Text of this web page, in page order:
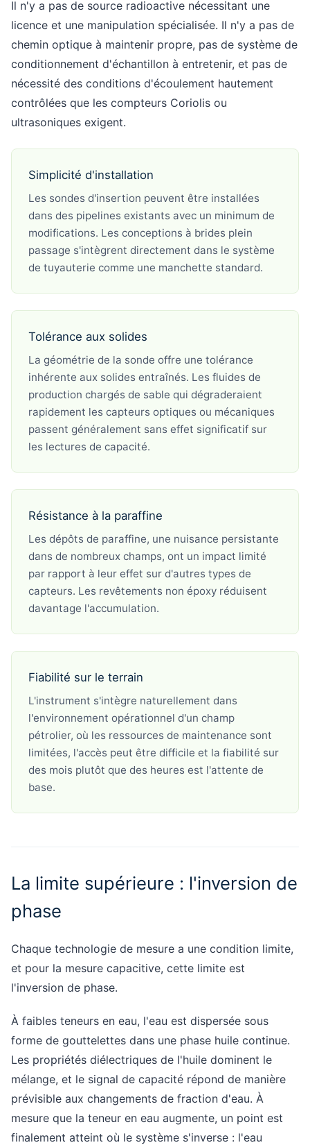
Il n'y a pas de source radioactive nécessitant une
licence et une manipulation spécialisée. Il n'y a pas de
chemin optique à maintenir propre, pas de système de
conditionnement d'échantillon à entretenir, et pas de
nécessité des conditions d'écoulement hautement
contrôlées que les compteurs Coriolis ou
ultrasoniques exigent.
Simplicité d'installation
Les sondes d'insertion peuvent être installées
dans des pipelines existants avec un minimum de
modifications. Les conceptions à brides plein
passage s'intègrent directement dans le système
de tuyauterie comme une manchette standard.
Tolérance aux solides
La géométrie de la sonde offre une tolérance
inhérente aux solides entraînés. Les fluides de
production chargés de sable qui dégraderaient
rapidement les capteurs optiques ou mécaniques
passent généralement sans effet significatif sur
les lectures de capacité.
Résistance à la paraffine
Les dépôts de paraffine, une nuisance persistante
dans de nombreux champs, ont un impact limité
par rapport à leur effet sur d'autres types de
capteurs. Les revêtements non époxy réduisent
davantage l'accumulation.
Fiabilité sur le terrain
L'instrument s'intègre naturellement dans
l'environnement opérationnel d'un champ
pétrolier, où les ressources de maintenance sont
limitées, l'accès peut être difficile et la fiabilité sur
des mois plutôt que des heures est l'attente de
base.
La limite supérieure : l'inversion de
phase
Chaque technologie de mesure a une condition limite,
et pour la mesure capacitive, cette limite est
l'inversion de phase.
À faibles teneurs en eau, l'eau est dispersée sous
forme de gouttelettes dans une phase huile continue.
Les propriétés diélectriques de l'huile dominent le
mélange, et le signal de capacité répond de manière
prévisible aux changements de fraction d'eau. À
mesure que la teneur en eau augmente, un point est
finalement atteint où le système s'inverse : l'eau